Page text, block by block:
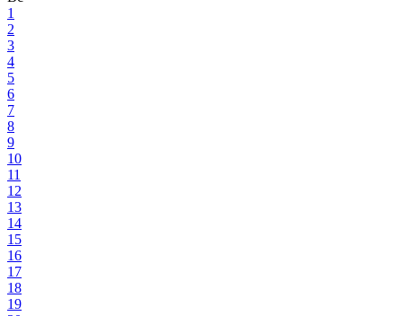
1
2
3
4
5
6
7
8
9
10
11
12
13
14
15
16
17
18
19